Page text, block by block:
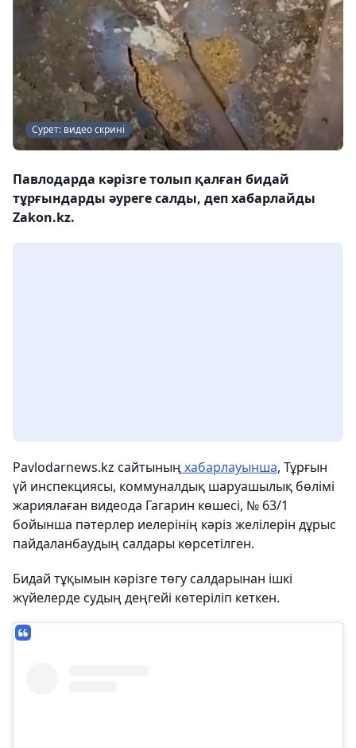
Сурет: видео скрині
Павлодарда кәрізге толып қалған бидай
тұрғындарды әуреге салды, деп хабарлайды
Zakon.kz.
Pavlodarnews.kz сайтының хабарлауынша, Тұрғын
үй инспекциясы, коммуналдық шаруашылық бөлімі
жариялаған видеода Гагарин көшесі, № 63/1
бойынша пәтерлер иелерінің кәріз желілерін дұрыс
пайдаланбаудың салдары көрсетілген.
Бидай тұқымын кәрізге төгу салдарынан ішкі
жүйелерде судың деңгейі көтеріліп кеткен.